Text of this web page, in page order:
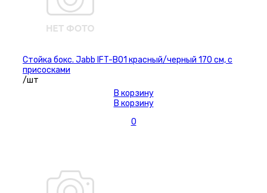
Стойка бокс. Jabb IFT-B01 красный/черный 170 см, с
присосками
/шт
В корзину
В корзину
0